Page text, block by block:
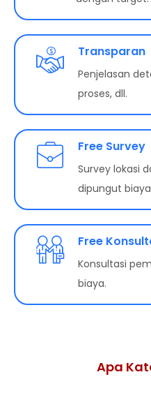
Transparan
Penjelasan
proses, dll.
Free Survey
Survey lokasi
dipungut
Free
Konsultasi
biaya.
Apa